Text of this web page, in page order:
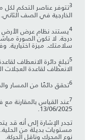
3تتوفر عناصر التحكم لكل
الخارجية في الصف الثاني.
4
درجة. لا تكون الصورة
سلامتك. ميزة اختيارية.
5
الانعطاف لقاعدة العجلات الطويلة
6تحقق دائمًا من المسار
7عند القياس بالمقارنة
13/06/2025.
تجدر الإشارة إلى أنه قد
مستويات بديلة من
نوع المحرك وناقل الحركة.